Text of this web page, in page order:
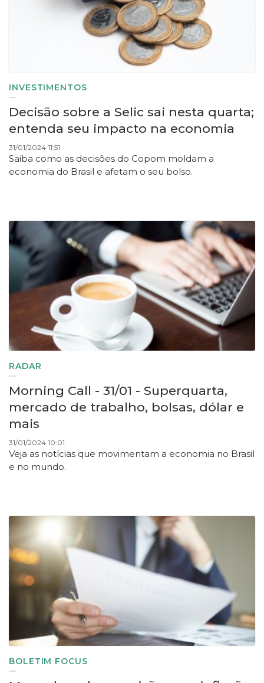
INVESTIMENTOS
Decisão sobre a Selic sai nesta quarta;
entenda seu impacto na economia
31/01/2024 11:51
Saiba como as decisões do Copom moldam a
economia do Brasil e afetam o seu bolso.
RADAR
Morning Call - 31/01 - Superquarta,
mercado de trabalho, bolsas, dólar e
mais
31/01/2024 10:01
Veja as notícias que movimentam a economia no Brasil
e no mundo.
BOLETIM FOCUS